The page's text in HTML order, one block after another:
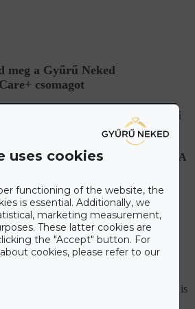
meg a Gyűrű Neked
Care+ csomagot
szem előtt tartva állítottuk össze a Gyűrű
csomagot, melyet alább olvashat.
SÉRÜLT ÉKSZEREK JAVÍTÁSA
ÉKSZERTISZTÍTÁSI
csillogását bármikor ingyenesen
a vásárlást követően.
el az eljegyzési gyűrű méretét, utólag is
uses cookies
functioning of the website, the
is essential. Additionally, we
marketing measurement,
These latter cookies are
the "Accept" button. For
cookies, please refer to our